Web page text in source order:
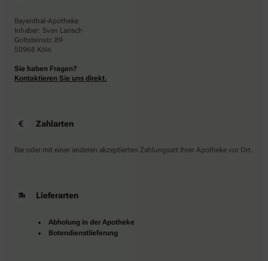
Bayenthal-Apotheke
Inhaber: Sven Larisch
Goltsteinstr. 89
50968 Köln
Sie haben Fragen?
Kontaktieren Sie uns direkt.
Zahlarten
Bar oder mit einer anderen akzeptierten Zahlungsart Ihrer Apotheke vor Ort.
Lieferarten
Abholung in der Apotheke
Botendienstlieferung